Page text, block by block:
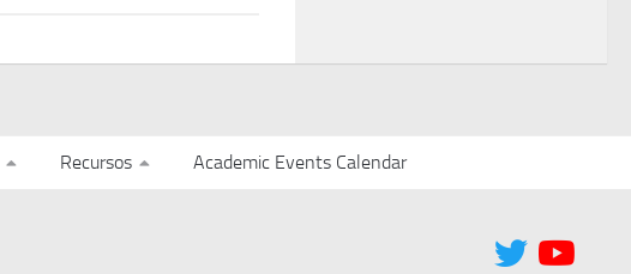
Recursos Academic Events Calendar